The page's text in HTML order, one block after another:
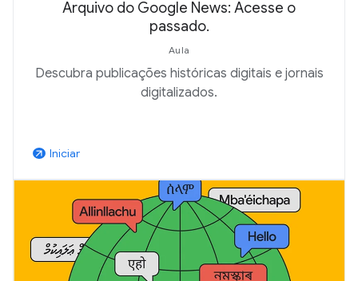
Arquivo do Google News: Acesse o
passado.
Aula
Descubra publicações históricas digitais e jornais
digitalizados.
arrow_outward Iniciar